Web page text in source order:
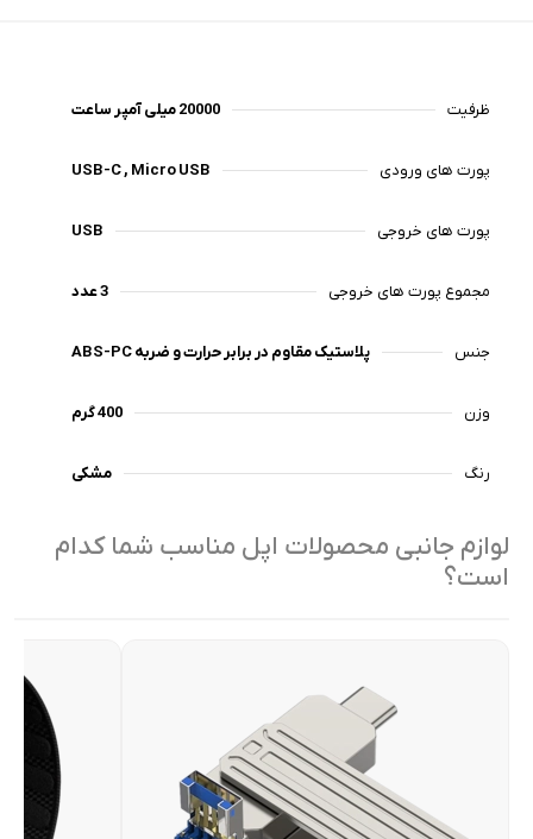
ظرفیت 20000 میلی آمپر ساعت
پورت های ورودی USB-C , Micro USB
پورت های خروجی USB
مجموع پورت های خروجی 3 عدد
جنس پلاستیک مقاوم در برابر حرارت و ضربه ABS-PC
وزن 400 گرم
رنگ مشکی
لوازم جانبی محصولات اپل مناسب شما کدام
است؟